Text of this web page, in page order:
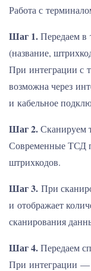
Работа с
Шаг 1.Передаем в
(название,
При интеграции с
возможна через
и кабельное
Шаг 2.Сканируем
Современные ТСД
штрихкодов.
Шаг 3. При
и отображает
сканирования
Шаг 4.Передаем
При интеграции —